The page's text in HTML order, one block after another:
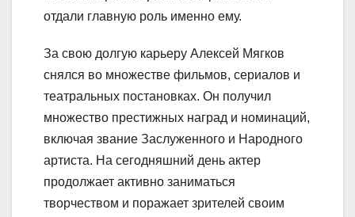
отдали главную роль именно ему.
За свою долгую карьеру Алексей Мягков
снялся во множестве фильмов, сериалов и
театральных постановках. Он получил
множество престижных наград и номинаций,
включая звание Заслуженного и Народного
артиста. На сегодняшний день актер
продолжает активно заниматься
творчеством и поражает зрителей своим